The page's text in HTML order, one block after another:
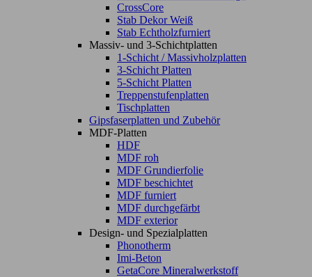
CrossCore
Stab Dekor Weiß
Stab Echtholzfurniert
Massiv- und 3-Schichtplatten
1-Schicht / Massivholzplatten
3-Schicht Platten
5-Schicht Platten
Treppenstufenplatten
Tischplatten
Gipsfaserplatten und Zubehör
MDF-Platten
HDF
MDF roh
MDF Grundierfolie
MDF beschichtet
MDF furniert
MDF durchgefärbt
MDF exterior
Design- und Spezialplatten
Phonotherm
Imi-Beton
GetaCore Mineralwerkstoff